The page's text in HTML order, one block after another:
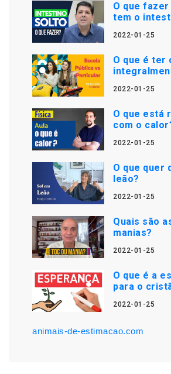
O que fazer
tem o
2022-01-25
O que é ter
2022-01-25
O que está
com o
2022-01-25
O que quer
leão?
2022-01-25
Quais são
manias?
2022-01-25
O que é a
para o
2022-01-25
animais-de-estimacao.com